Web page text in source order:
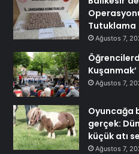
Tutuklama
Ağustos 7,
Ağustos 7,
Oyuncağa
gerçek:
küçük atı
Ağustos 7,